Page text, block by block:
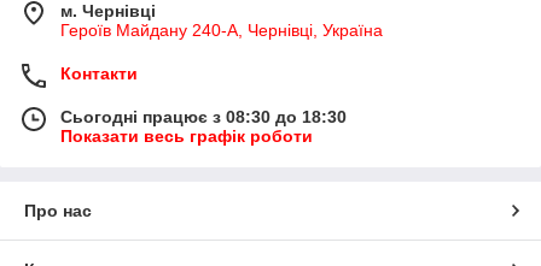
м. Чернівці
Героїв Майдану 240-А, Чернівці, Україна
Контакти
Сьогодні працює з 08:30 до 18:30
Показати весь графік роботи
Про нас